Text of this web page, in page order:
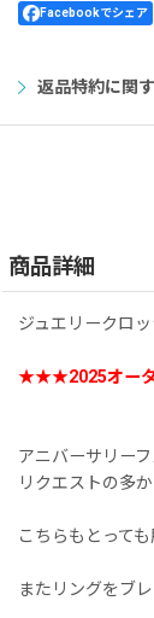
Facebookでシェア
返品特約に関
商品詳細
ジュエリークロ
★★★2025オータ
アニバーサリー
リクエストの多
こちらもとって
またリングをブ